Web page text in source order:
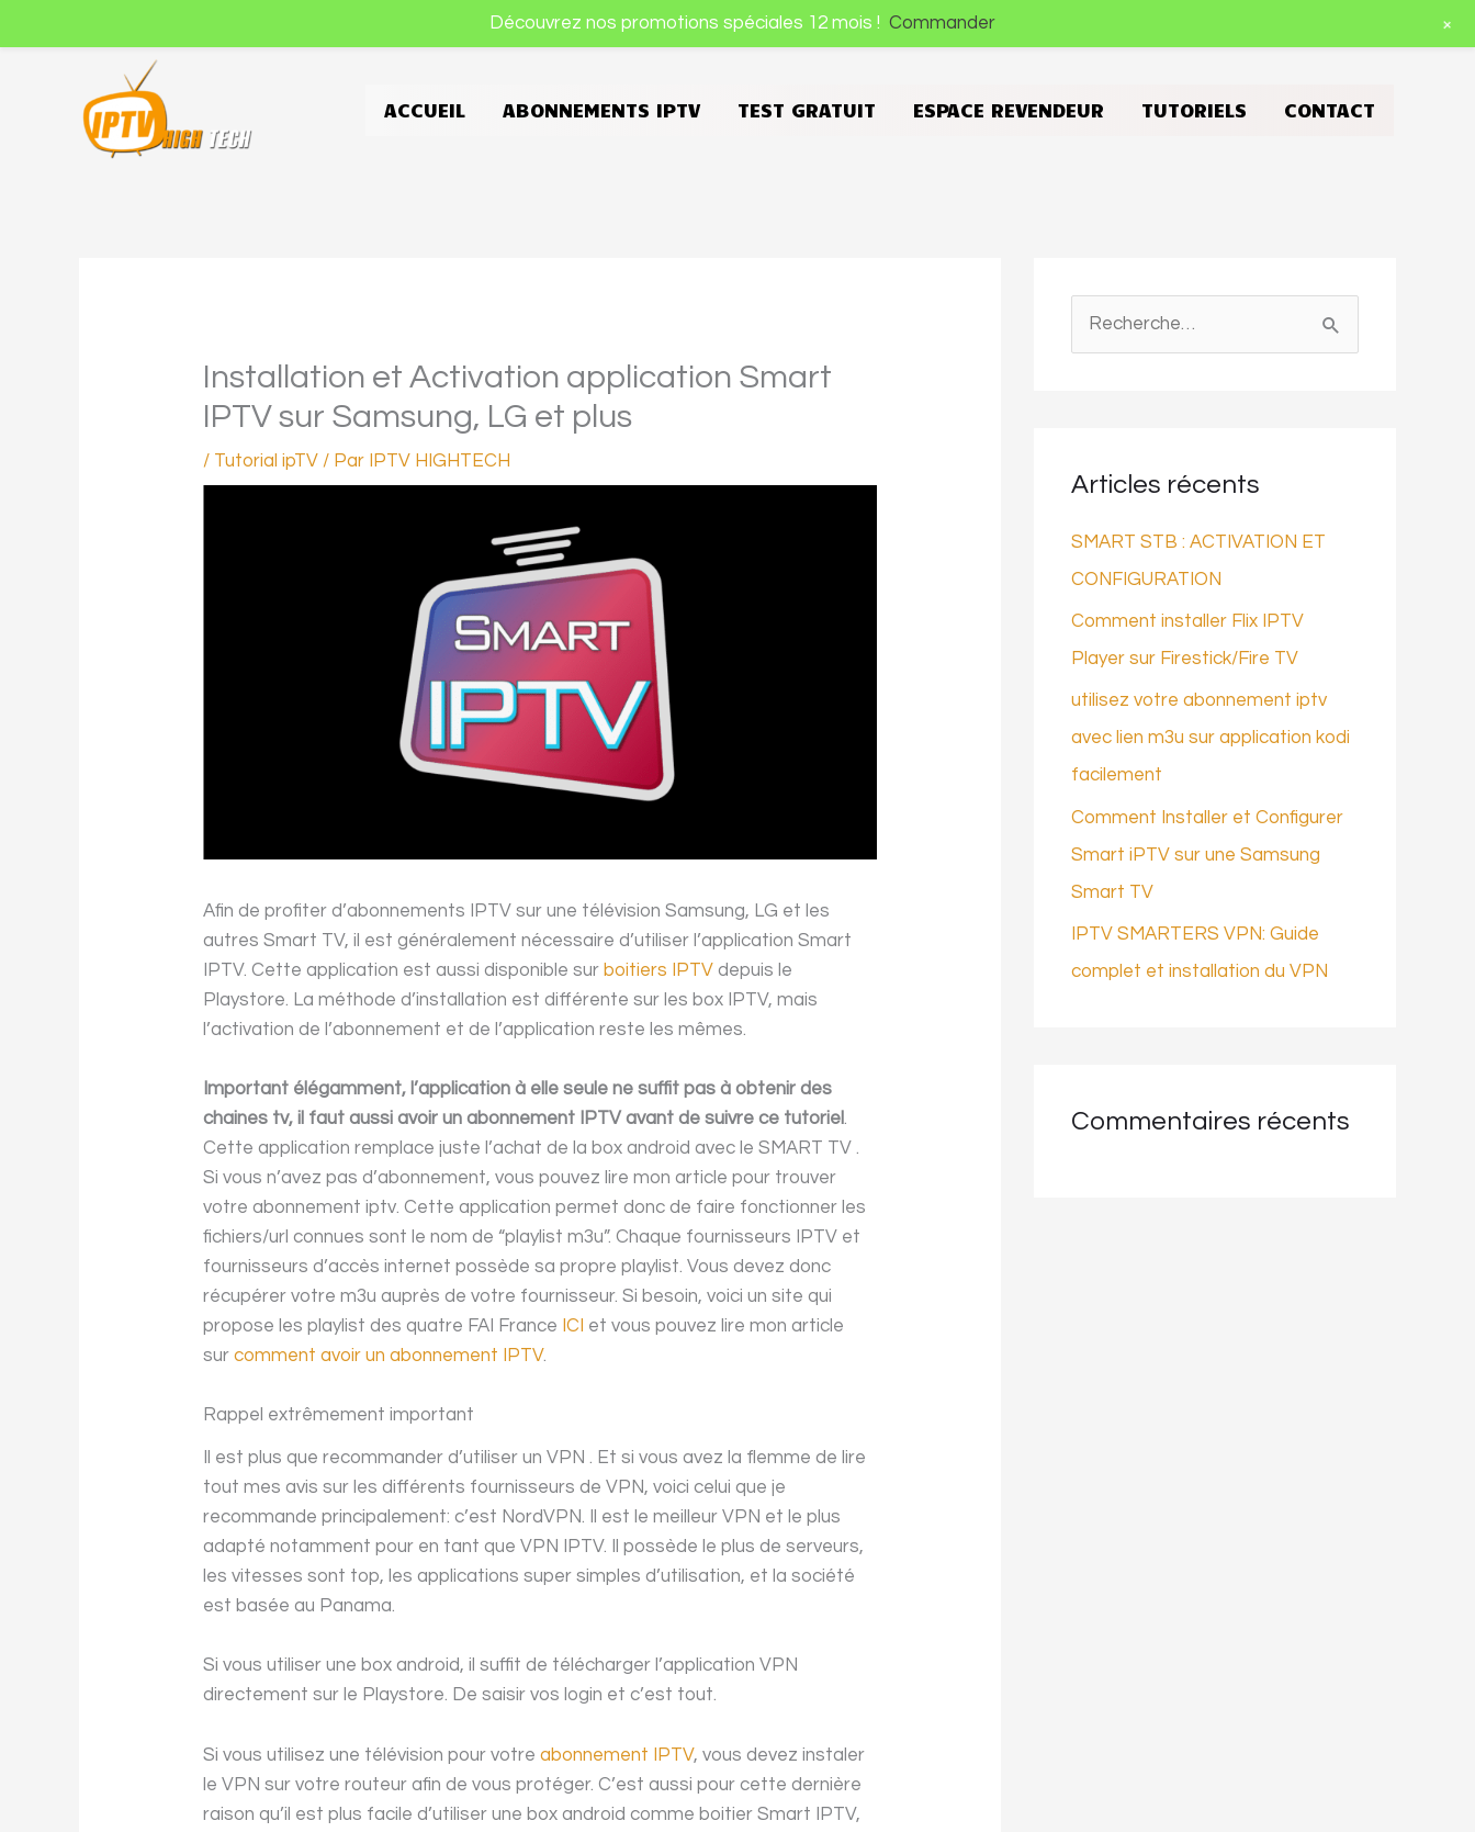
au
ACCUEIL ABONNEMENTS IPTV TEST GRATUIT ESPACE REVENDEUR TUTORIELS CONTACT
Installation et Activation application Smart
IPTV sur Samsung, LG et plus
/ Tutorial ipTV / Par IPTV HIGHTECH
Afin de profiter d’abonnements IPTV sur une télévision Samsung, LG et les
autres Smart TV, il est généralement nécessaire d’utiliser l’application Smart
IPTV. Cette application est aussi disponible sur boitiers IPTV depuis le
Playstore. La méthode d’installation est différente sur les box IPTV, mais
l’activation de l’abonnement et de l’application reste les mêmes.
Important élégamment, l’application à elle seule ne suffit pas à obtenir des
chaines tv, il faut aussi avoir un abonnement IPTV avant de suivre ce tutoriel.
Cette application remplace juste l’achat de la box android avec le SMART TV .
Si vous n’avez pas d’abonnement, vous pouvez lire mon article pour trouver
votre abonnement iptv. Cette application permet donc de faire fonctionner les
fichiers/url connues sont le nom de “playlist m3u”. Chaque fournisseurs IPTV et
fournisseurs d’accès internet possède sa propre playlist. Vous devez donc
récupérer votre m3u auprès de votre fournisseur. Si besoin, voici un site qui
propose les playlist des quatre FAI France ICI et vous pouvez lire mon article
surcomment avoir un abonnement IPTV.
Rappel extrêmement important
Il est plus que recommander d’utiliser un VPN . Et si vous avez la flemme de lire
tout mes avis sur les différents fournisseurs de VPN, voici celui que je
recommande principalement: c’est NordVPN. Il est le meilleur VPN et le plus
adapté notamment pour en tant que VPN IPTV. Il possède le plus de serveurs,
les vitesses sont top, les applications super simples d’utilisation, et la société
est basée au Panama.
Si vous utiliser une box android, il suffit de télécharger l’application VPN
directement sur le Playstore. De saisir vos login et c’est tout.
Si vous utilisez une télévision pour votreabonnement IPTV, vous devez instaler
le VPN sur votre routeur afin de vous protéger. C’est aussi pour cette dernière
raison qu’il est plus facile d’utiliser une box android comme boitier Smart IPTV,
e
e
r
:
Articles récents
SMART STB : ACTIVATION ET
CONFIGURATION
Comment installer Flix IPTV
Player sur Firestick/Fire TV
utilisez votre abonnement iptv
avec lien m3u sur application kodi
facilement
Comment Installer et Configurer
Smart iPTV sur une Samsung
Smart TV
IPTV SMARTERS VPN: Guide
complet et installation du VPN
Commentaires récents
Découvrez nos promotions spéciales 12 mois ! Commander +